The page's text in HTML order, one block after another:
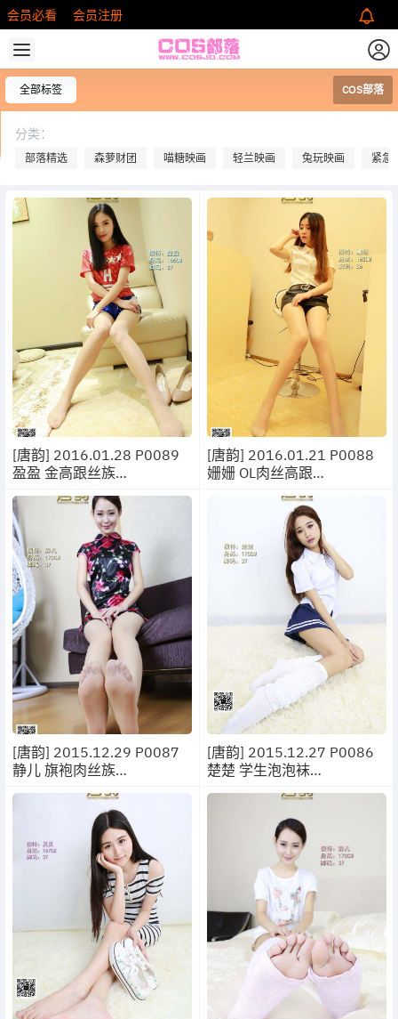
会员必看 会员注册
全部标签 COS部落
分类：
部落精选 森萝财团 喵糖映画 轻兰映画 兔玩映画 紧急
[唐韵] 2016.01.28 P0089
盈盈 金高跟丝族
[唐韵] 2016.01.21 P0088
姗姗 OL肉丝高跟
[唐韵] 2015.12.29 P0087
静儿 旗袍肉丝族
[唐韵] 2015.12.27 P0086
楚楚 学生泡泡袜